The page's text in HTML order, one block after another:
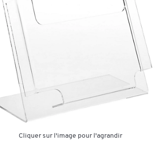
Cliquer sur l'image pour l'agrandir